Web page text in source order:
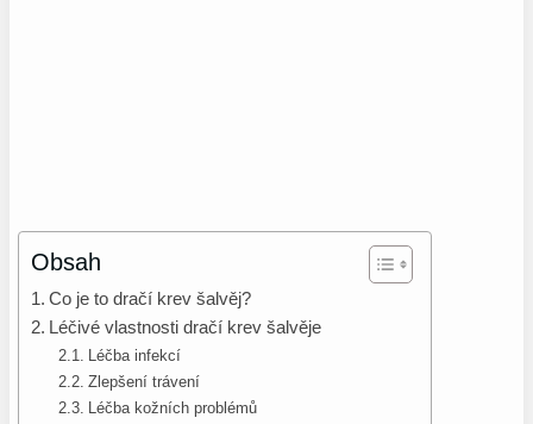
Obsah
Co je to dračí krev šalvěj?
Léčivé vlastnosti dračí krev šalvěje
Léčba infekcí
Zlepšení trávení
Léčba kožních problémů